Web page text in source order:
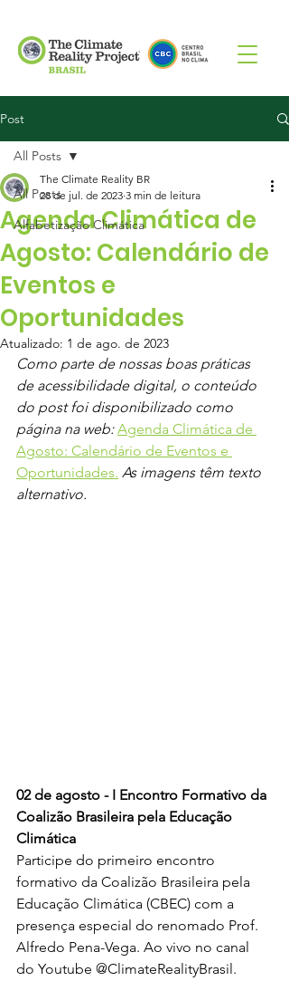
Post
All Posts
Alfabetização Climática
All Posts
Agenda Climática de
Agosto: Calendário de
Eventos e
Oportunidades
The Climate Reality BR
28 de jul. de 2023 3 min de leitura
Atualizado: 1 de ago. de 2023
Como parte de nossas boas práticas
de acessibilidade digital, o conteúdo
do post foi disponibilizado como
página na web: Agenda Climática de
Agosto: Calendário de Eventos e
Oportunidades. As imagens têm texto
alternativo.
02 de agosto - I Encontro Formativo da
Coalizão Brasileira pela Educação
Climática
Participe do primeiro encontro
formativo da Coalizão Brasileira pela
Educação Climática (CBEC) com a
presença especial do renomado Prof.
Alfredo Pena-Vega. Ao vivo no canal
do Youtube @ClimateRealityBrasil.